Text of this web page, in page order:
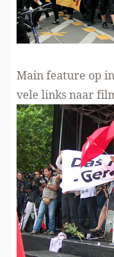
Main feature op
vele links naar